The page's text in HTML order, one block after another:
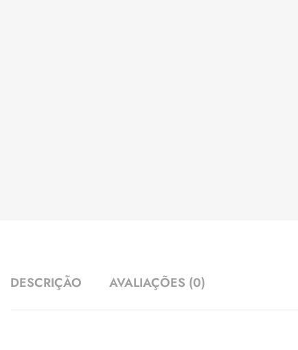
DESCRIÇÃO AVALIAÇÕES (0)